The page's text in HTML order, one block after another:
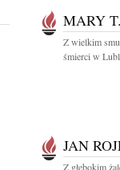
MARY
Z wielkim
śmierci w
JAN
Z głębokim